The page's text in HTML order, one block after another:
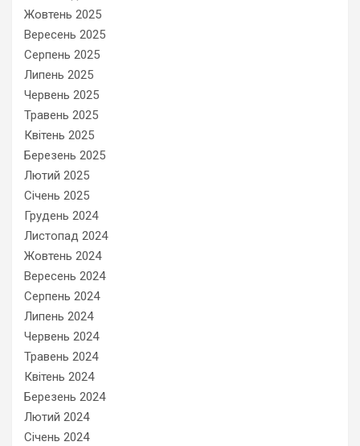
Жовтень 2025
Вересень 2025
Серпень 2025
Липень 2025
Червень 2025
Травень 2025
Квітень 2025
Березень 2025
Лютий 2025
Січень 2025
Грудень 2024
Листопад 2024
Жовтень 2024
Вересень 2024
Серпень 2024
Липень 2024
Червень 2024
Травень 2024
Квітень 2024
Березень 2024
Лютий 2024
Січень 2024